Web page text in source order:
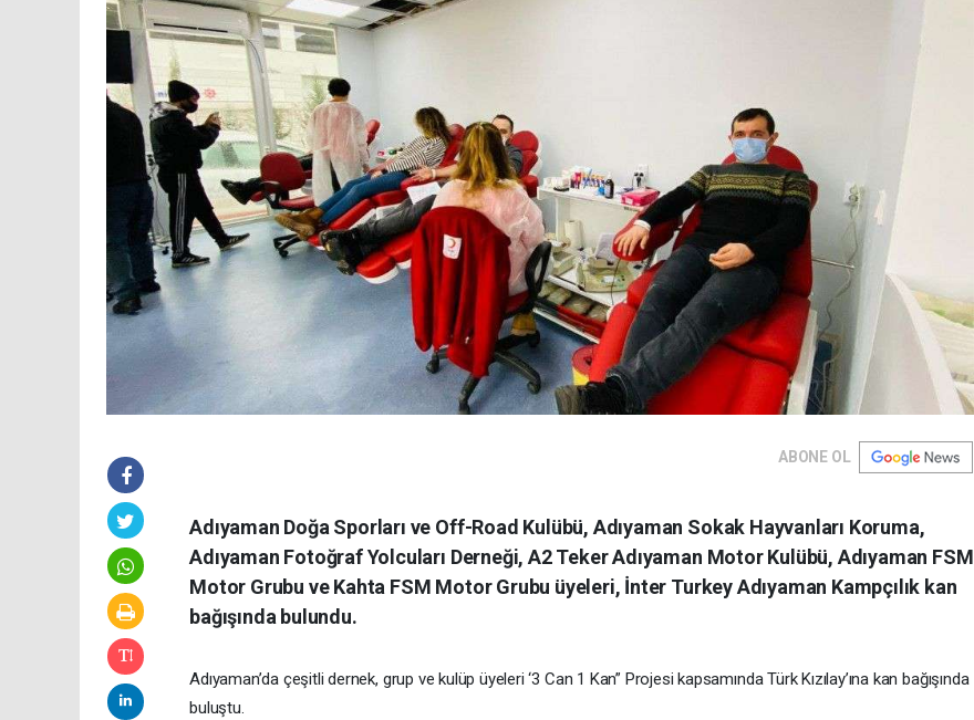
ABONE OL
Adıyaman Doğa Sporları ve Off-Road Kulübü, Adıyaman Sokak Hayvanları Koruma,
Adıyaman Fotoğraf Yolcuları Derneği, A2 Teker Adıyaman Motor Kulübü, Adıyaman FSM
Motor Grubu ve Kahta FSM Motor Grubu üyeleri, İnter Turkey Adıyaman Kampçılık kan
bağışında bulundu.
Adıyaman’da çeşitli dernek, grup ve kulüp üyeleri ‘3 Can 1 Kan” Projesi kapsamında Türk Kızılay’ına kan bağışında
buluştu.